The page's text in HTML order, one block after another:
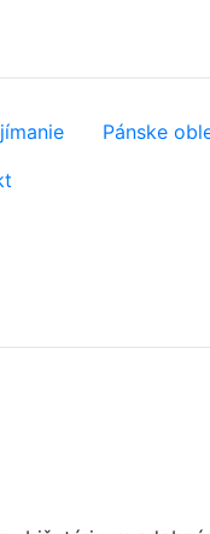
Pánske